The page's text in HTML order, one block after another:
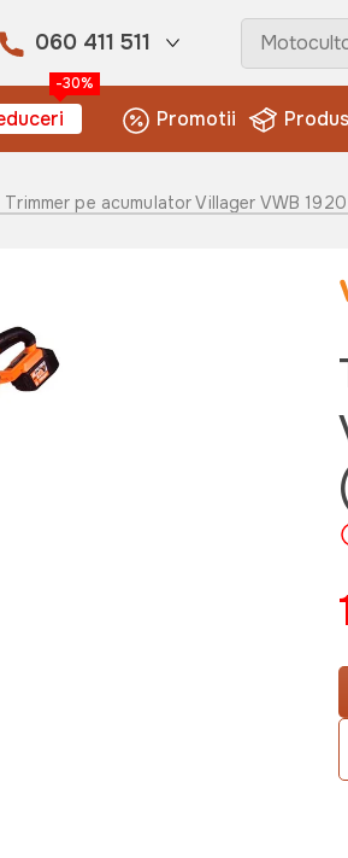
060 411 511
-30%
Promotii
Trimmer pe acumulator Villager VWB 1920